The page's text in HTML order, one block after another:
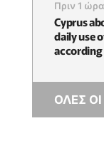
Πριν 1 ώρα
Cyprus
daily use
ΟΛΕΣ ΟΙ